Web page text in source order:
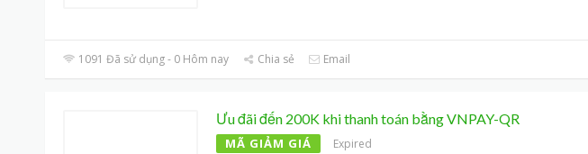
1091 Đã sử dụng - 0 Hôm nay Chia sẻ Email
Ưu đãi đến 200K khi thanh toán bằng VNPAY-QR
MÃ GIẢM GIÁ Expired